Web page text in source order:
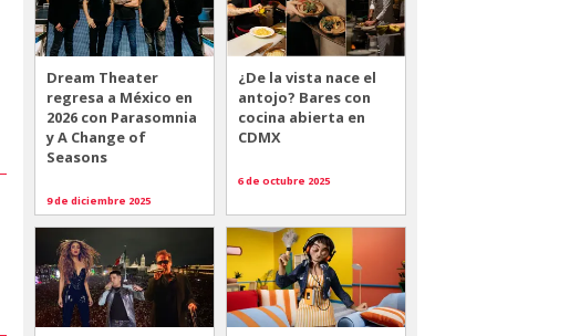
Dream Theater
regresa a México en
2026 con Parasomnia
y A Change of
Seasons
9 de diciembre 2025
¿De la vista nace el
antojo? Bares con
cocina abierta en
CDMX
6 de octubre 2025